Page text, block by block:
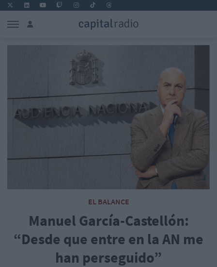
EL BALANCE
Manuel García-Castellón:
“Desde que entre en la AN me
han perseguido”